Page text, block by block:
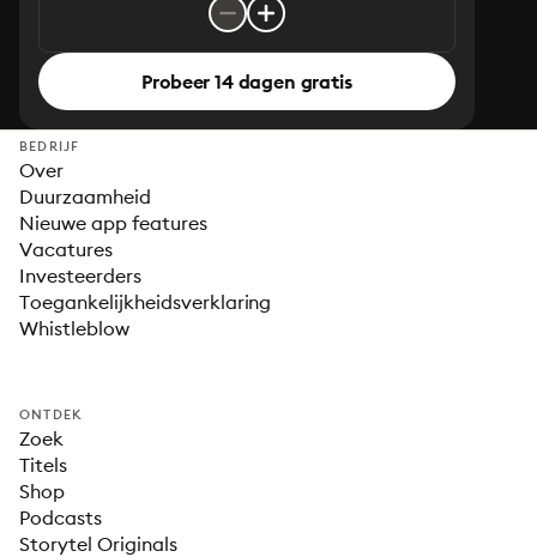
Probeer 14 dagen gratis
BEDRIJF
Over
Duurzaamheid
Nieuwe app features
Vacatures
Investeerders
Toegankelijkheidsverklaring
Whistleblow
ONTDEK
Zoek
Titels
Shop
Podcasts
Storytel Originals